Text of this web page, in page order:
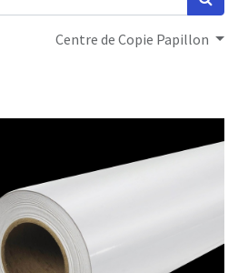
Centre de Copie Papillon